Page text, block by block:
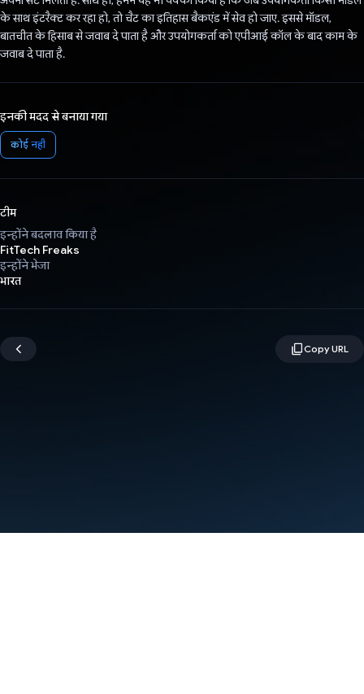
के साथ इंटरैक्ट कर रहा हो, तो चैट का इतिहास बैकएंड में सेव हो जाए. इससे मॉडल,
बातचीत के हिसाब से जवाब दे पाता है और उपयोगकर्ता को एपीआई कॉल के बाद काम के
जवाब दे पाता है.
इनकी मदद से बनाया गया
कोई नहीं
टीम
इन्होंने बदलाव किया है
FitTech Freaks
इन्होंने भेजा
भारत